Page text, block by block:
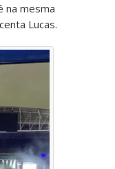
na mesma
Lucas.